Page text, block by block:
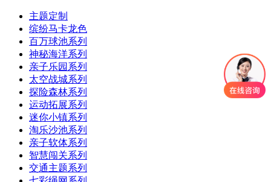
主题定制
缤纷马卡龙色
百万球池系列
神秘海洋系列
亲子乐园系列
太空战城系列
探险森林系列
运动拓展系列
迷你小镇系列
淘乐沙池系列
亲子软体系列
智慧闯关系列
交通主题系列